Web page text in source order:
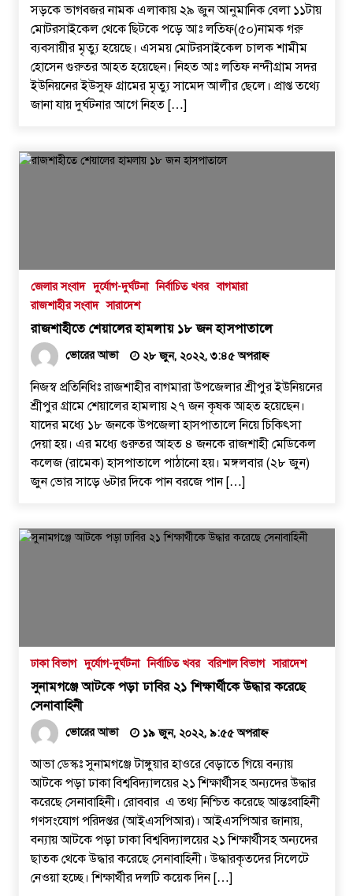
সড়কে ভাগবজর নামক এলাকায় ২৯ জুন আনুমানিক বেলা ১১টায়
মোটরসাইকেল থেকে ছিটকে পড়ে আঃ লতিফ(৫০)নামক গরু
ব্যবসায়ীর মৃত্যু হয়েছে। এসময় মোটরসাইকেল চালক শামীম
হোসেন গুরুতর আহত হয়েছেন। নিহত আঃ লতিফ নন্দীগ্রাম সদর
ইউনিয়নের ইউসুফ গ্রামের মৃত্যু সামেদ আলীর ছেলে। প্রাপ্ত তথ্যে
জানা যায় দুর্ঘটনার আগে নিহত […]
জেলার সংবাদ দুর্যোগ-দুর্ঘটনা নির্বাচিত খবর বাগমারা
রাজশাহীর সংবাদ সারাদেশ
রাজশাহীতে শেয়ালের হামলায় ১৮ জন হাসপাতালে
ভোরের আভা ২৮ জুন, ২০২২, ৩:৪৫ অপরাহ্ন
নিজস্ব প্রতিনিধিঃ রাজশাহীর বাগমারা উপজেলার শ্রীপুর ইউনিয়নের
শ্রীপুর গ্রামে শেয়ালের হামলায় ২৭ জন কৃষক আহত হয়েছেন।
যাদের মধ্যে ১৮ জনকে উপজেলা হাসপাতালে নিয়ে চিকিৎসা
দেয়া হয়। এর মধ্যে গুরুতর আহত ৪ জনকে রাজশাহী মেডিকেল
কলেজ (রামেক) হাসপাতালে পাঠানো হয়। মঙ্গলবার (২৮ জুন)
জুন ভোর সাড়ে ৬টার দিকে পান বরজে পান […]
ঢাকা বিভাগ দুর্যোগ-দুর্ঘটনা নির্বাচিত খবর বরিশাল বিভাগ সারাদেশ
সুনামগঞ্জে আটকে পড়া ঢাবির ২১ শিক্ষার্থীকে উদ্ধার করেছে
সেনাবাহিনী
ভোরের আভা ১৯ জুন, ২০২২, ৯:৫৫ অপরাহ্ন
আভা ডেস্কঃ সুনামগঞ্জে টাঙ্গুয়ার হাওরে বেড়াতে গিয়ে বন্যায়
আটকে পড়া ঢাকা বিশ্ববিদ্যালয়ের ২১ শিক্ষার্থীসহ অন্যদের উদ্ধার
করেছে সেনাবাহিনী। রোববার এ তথ্য নিশ্চিত করেছে আন্তঃবাহিনী
গণসংযোগ পরিদপ্তর (আইএসপিআর)। আইএসপিআর জানায়,
বন্যায় আটকে পড়া ঢাকা বিশ্ববিদ্যালয়ের ২১ শিক্ষার্থীসহ অন্যদের
ছাতক থেকে উদ্ধার করেছে সেনাবাহিনী। উদ্ধারকৃতদের সিলেটে
নেওয়া হচ্ছে। শিক্ষার্থীর দলটি কয়েক দিন […]